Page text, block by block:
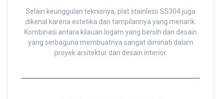
Selain keunggulan teknisnya, plat stainless SS304 juga
dikenal karena estetika dan tampilannya yang menarik.
Kombinasi antara kilauan logam yang bersih dan desain
yang serbaguna membuatnya sangat diminati dalam
proyek arsitektur dan desain interior.